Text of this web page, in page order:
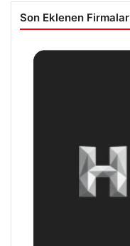
Son Eklenen Firmalar